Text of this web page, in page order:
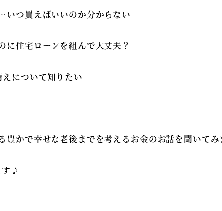
いつ買えばいいのか分からない
に住宅ローンを組んで大丈夫？
えについて知りたい
豊かで幸せな老後までを考えるお金のお話を聞いてみ
す♪